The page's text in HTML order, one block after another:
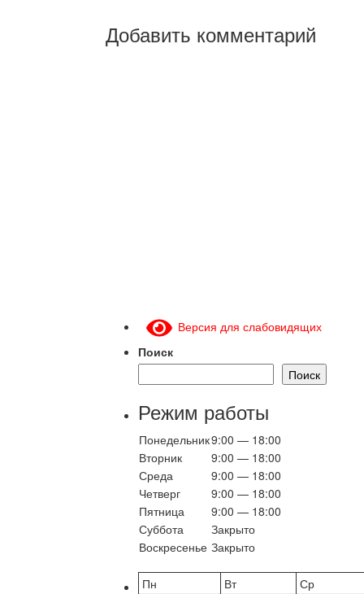
Добавить комментарий
Версия для слабовидящих
Поиск
Поиск
Режим работы
Понедельник9:00 — 18:00
Вторник
9:00 — 18:00
Среда
9:00 — 18:00
Четверг
9:00 — 18:00
Пятница
9:00 — 18:00
Суббота
Закрыто
Воскресенье Закрыто
Пн Вт Ср